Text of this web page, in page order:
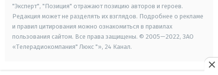
"Эксперт", "Позиция" отражают позицию авторов и героев.
Редакция может не разделять их взглядов. Подробнее о рекламе
и правил цитирования можно ознакомиться в правилах
пользования сайтом. Все права защищены. © 2005—2022, ЗАО
«Телерадиокомпания" Люкс "», 24 Канал.